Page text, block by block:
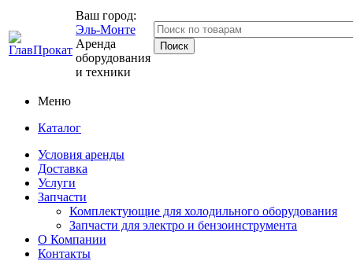
Ваш город:
Эль-Монте
Аренда
оборудования
и техники
Меню
Каталог
Условия аренды
Доставка
Услуги
Запчасти
Комплектующие для холодильного оборудования
Запчасти для электро и бензоинструмента
О Компании
Контакты